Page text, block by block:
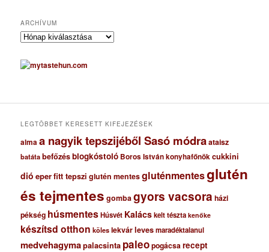
ARCHÍVUM
A
c
h
u
LEGTÖBBET KERESETT KIFEJEZÉSEK
almaa nagyik tepszijéből Sasó módraataisz
batáta befőzésblogkóstoló Boros István konyhafőnökcukkini
dió eperfitt tepszi glutén mentesgluténmentesglutén
és tejmentes gombagyors vacsora házi
pékség húsmentesHúsvét Kalácskelt tészta kenőke
készítsd otthon köles lekvárlevesmaradéktalanul
medvehagymapalacsinta paleopogácsarecept